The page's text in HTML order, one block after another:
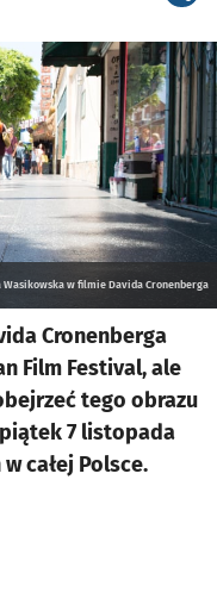
Wasikowska w filmie Davida Cronenberga
Cronenberga
Film Festival, ale
tego obrazu
7 listopada
całej Polsce.